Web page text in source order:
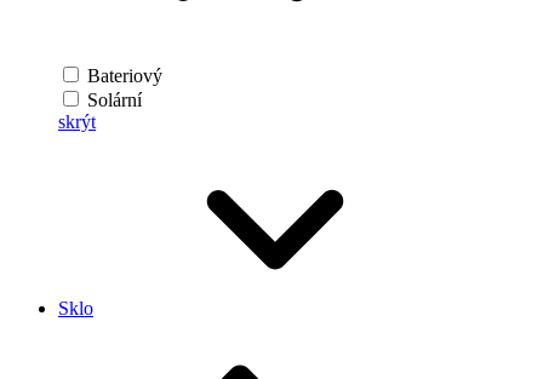
Bateriový
Solární
skrýt
Sklo